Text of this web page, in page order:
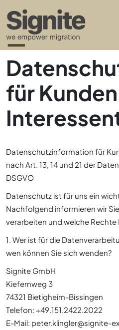
—
für
Datenschutzinformation für
nach Art. 13, 14 und 21 der
DSGVO
Datenschutz ist für uns ein
Nachfolgend informieren wir
verarbeiten und welche Rechte
1. Wer ist für die
wen können Sie sich wenden?
Signite GmbH
Kiefernweg 3
74321 Bietigheim-Bissingen
Telefon: +49.151.2422.2022
E-Mail: peter.klingler@signite-